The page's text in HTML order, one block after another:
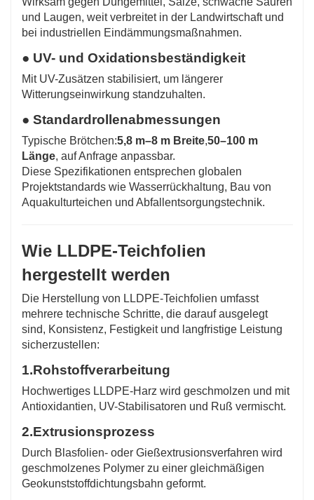
und Laugen, weit verbreitet in der Landwirtschaft und
bei industriellen Eindämmungsmaßnahmen.
● UV- und Oxidationsbeständigkeit
Mit UV-Zusätzen stabilisiert, um längerer
Witterungseinwirkung standzuhalten.
● Standardrollenabmessungen
Typische Brötchen:5,8 m–8 m Breite,50–100 m
Länge, auf Anfrage anpassbar.
Diese Spezifikationen entsprechen globalen
Projektstandards wie Wasserrückhaltung, Bau von
Aquakulturteichen und Abfallentsorgungstechnik.
Wie LLDPE-Teichfolien
hergestellt werden
Die Herstellung von LLDPE-Teichfolien umfasst
mehrere technische Schritte, die darauf ausgelegt
sind, Konsistenz, Festigkeit und langfristige Leistung
sicherzustellen:
1.Rohstoffverarbeitung
Hochwertiges LLDPE-Harz wird geschmolzen und mit
Antioxidantien, UV-Stabilisatoren und Ruß vermischt.
2.Extrusionsprozess
Durch Blasfolien- oder Gießextrusionsverfahren wird
geschmolzenes Polymer zu einer gleichmäßigen
Geokunststoffdichtungsbahn geformt.